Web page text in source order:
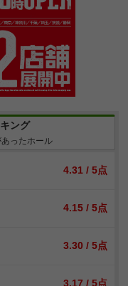
ング
ったホール
4.31 / 5点
4.15 / 5点
3.30 / 5点
3.17 / 5点